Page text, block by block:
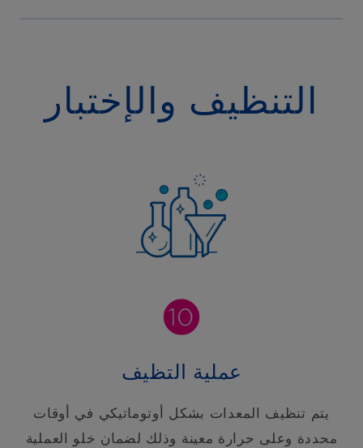
التنظيف والإختبار
عملية التظيف
يتم تنظيف المعدات بشكل أوتوماتيكي في أوقات
محددة وعلى حرارة معينة وذلك لضمان خلو العملية